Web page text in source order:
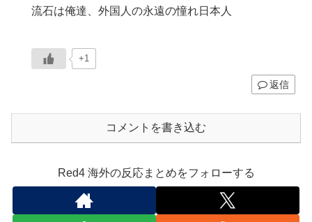
流石は俺達、外国人の永遠の憧れ日本人
+1
返信
コメントを書き込む
Red4 海外の反応まとめをフォローする